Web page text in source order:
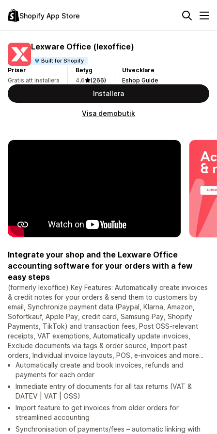
Shopify App Store
Lexware Office (lexoffice)
Built for Shopify
Priser
Gratis att installera
Betyg
4,6
(266)
Utvecklare
Eshop Guide
Installera
Visa demobutik
Integrate your shop and the Lexware Office
accounting software for your orders with a few
easy steps
(formerly lexoffice) Key Features: Automatically create invoices
& credit notes for your orders & send them to customers by
email, Synchronize payment data (Paypal, Klarna, Amazon,
Sofortkauf, Apple Pay, credit card, Samsung Pay, Shopify
Payments, TikTok) and transaction fees, Post OSS-relevant
receipts, VAT exemptions, Automatically update invoices,
Exclude documents via tags & order source, Import past
orders, Individual invoice layouts, POS, e-invoices and more...
Automatically create and book invoices, refunds and
payments for each order
Immediate entry of documents for all tax returns (VAT &
DATEV | VAT | OSS)
Import feature to get invoices from older orders for
streamlined accounting
Synchronisation of payments/fees – automatic linking with